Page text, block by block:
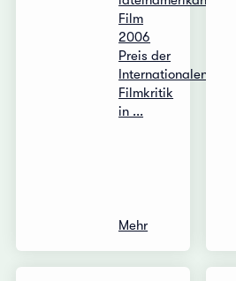
Film
2006
Preis der
Internationalen
Filmkritik
in ...
Mehr